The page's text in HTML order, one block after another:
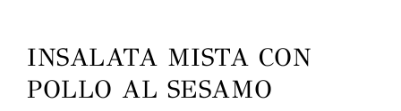
INSALATA MISTA CON
POLLO AL SESAMO